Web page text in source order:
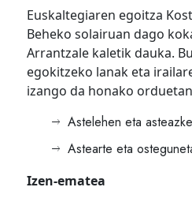
Euskaltegiaren egoitza
Beheko solairuan dago
Arrantzale kaletik dauka.
egokitzeko lanak eta
izango da honako
Astelehen eta
Astearte eta
Izen-ematea